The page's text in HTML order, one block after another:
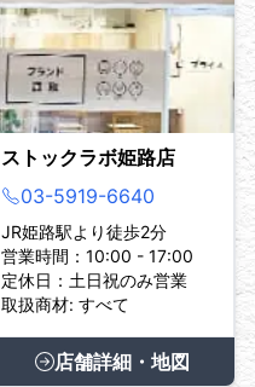
ストックラボ姫路店
03-5919-6640
JR姫路駅より徒歩2分
営業時間：10:00 - 17:00
定休日：土日祝のみ営業
取扱商材: すべて
店舗詳細・地図